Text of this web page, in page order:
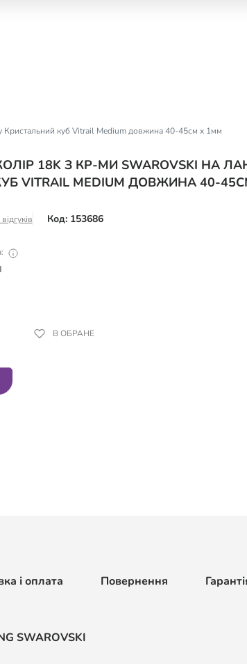
куб Vitrail Medium довжина 40-45см х 1мм
18K З КР-МИ SWAROVSKI НА
VITRAIL MEDIUM ДОВЖИНА 40-
Код: 153686
В ОБРАНЕ
і оплата Повернення
SWAROVSKI